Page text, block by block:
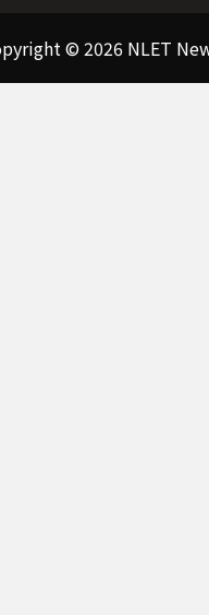
© 2026 NLET